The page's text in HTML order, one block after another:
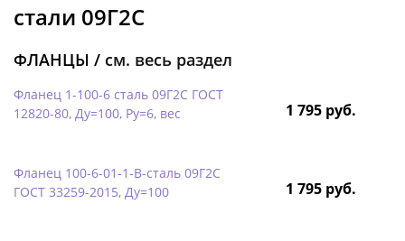
стали 09Г2С
ФЛАНЦЫ / см. весь раздел
Фланец 1-100-6 сталь 09Г2С ГОСТ
12820-80, Ду=100, Ру=6, вес
1 795 руб.
Фланец 100-6-01-1-B-сталь 09Г2С
ГОСТ 33259-2015, Ду=100
1 795 руб.